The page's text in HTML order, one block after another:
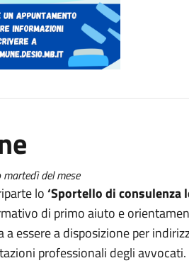
del mese
lo‘Sportello di consulenza
di primo aiuto e
essere a disposizione per
professionali degli avvocati.